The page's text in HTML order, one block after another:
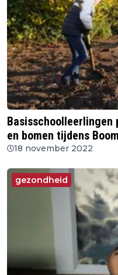
Basisschoolleerlingen
en bomen tijdens
18 november 2022
gezondheid